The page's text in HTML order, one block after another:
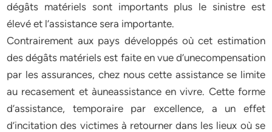
dégâts matériels sont importants plus le sinistre est
élevé et l’assistance sera importante.
Contrairement aux pays développés où cet estimation
des dégâts matériels est faite en vue d’unecompensation
par les assurances, chez nous cette assistance se limite
au recasement et àuneassistance en vivre. Cette forme
d’assistance, temporaire par excellence, a un effet
d’incitation des victimes à retourner dans les lieux où se